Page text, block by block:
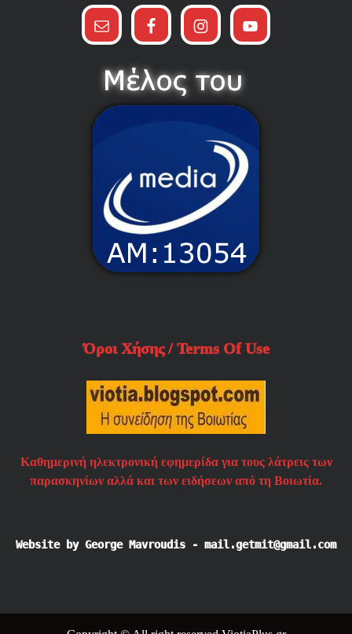
Όροι Χήσης / Terms Of Use
Καθημερινή ηλεκτρονική εφημερίδα για τους λάτρεις των
παρασκηνίων αλλά και των ειδήσεων από τη Βοιωτία.
Website by George Mavroudis - mail.getmit@gmail.com